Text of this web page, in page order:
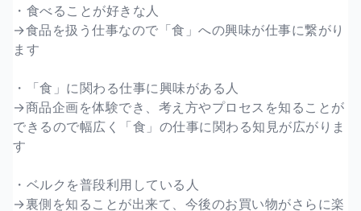
・食べることが好きな人
→食品を扱う仕事なので「食」への興味が仕事に繋がり
ます
・「食」に関わる仕事に興味がある人
→商品企画を体験でき、考え方やプロセスを知ることが
できるので幅広く「食」の仕事に関わる知見が広がりま
す
・ベルクを普段利用している人
→裏側を知ることが出来て、今後のお買い物がさらに楽